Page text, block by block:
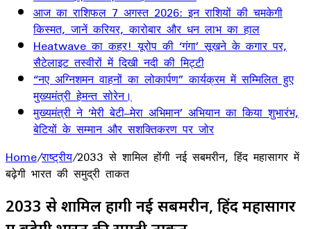
आज का राशिफल 7 अगस्त 2026: इन राशियों की चमकेगी
किस्मत, जानें करियर, कारोबार और धन लाभ का हाल
Heatwave का कहर! यूरोप की ‘गंगा’ सूखने के कगार पर,
सैटेलाइट तस्वीरों में दिखी नदी की मिट्टी
“नए अग्निशमन वाहनों का लोकार्पण” कार्यक्रम में सम्मिलित हुए
मुख्यमंत्री हेमन्त सोरेन।
मुख्यमंत्री ने ‘मेरी बेटी–मेरा अभिमान’ अभियान का किया शुभारंभ,
बेटियों के सम्मान और सशक्तिकरण पर जोर
Home/राष्ट्रीय/2033 से शामिल होंगी नई सबमरीन, हिंद महासागर में
बढ़ेगी भारत की समुद्री ताकत
2033 से शामिल होंगी नई सबमरीन, हिंद महासागर